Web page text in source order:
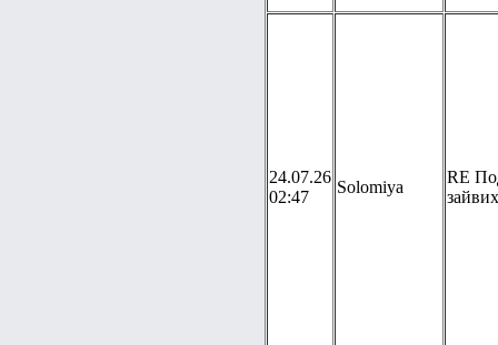
24.07.26
02:47
Solomiya
RE